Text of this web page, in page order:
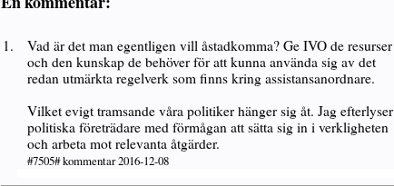
Vad är det man egentligen vill åstadkomma? Ge IVO de resurser
och den kunskap de behöver för att kunna använda sig av det
redan utmärkta regelverk som finns kring assistansanordnare.
Vilket evigt tramsande våra politiker hänger sig åt. Jag efterlyser
politiska företrädare med förmågan att sätta sig in i verkligheten
och arbeta mot relevanta åtgärder.
#7505# kommentar 2016-12-08